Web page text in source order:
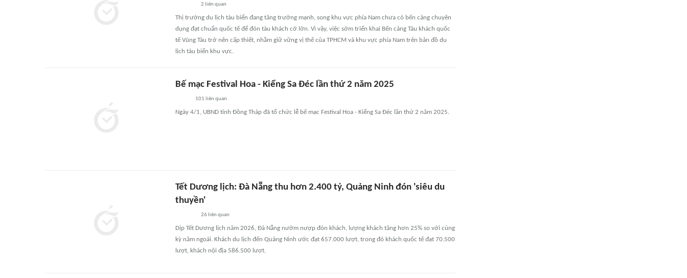
2 liên quan
Thị trường du lịch tàu biển đang tăng trưởng mạnh, song khu vực phía Nam chưa có bến cảng chuyên
dụng đạt chuẩn quốc tế để đón tàu khách cỡ lớn. Vì vậy, việc sớm triển khai Bến cảng Tàu khách quốc
tế Vũng Tàu trở nên cấp thiết, nhằm giữ vững vị thế của TPHCM và khu vực phía Nam trên bản đồ du
lịch tàu biển khu vực.
Bế mạc Festival Hoa - Kiểng Sa Đéc lần thứ 2 năm 2025
101 liên quan
Ngày 4/1, UBND tỉnh Đồng Tháp đã tổ chức lễ bế mạc Festival Hoa - Kiểng Sa Đéc lần thứ 2 năm 2025.
Tết Dương lịch: Đà Nẵng thu hơn 2.400 tỷ, Quảng Ninh đón 'siêu du
thuyền'
26 liên quan
Dịp Tết Dương lịch năm 2026, Đà Nẵng nườm nượp đón khách, lượng khách tăng hơn 25% so với cùng
kỳ năm ngoái. Khách du lịch đến Quảng Ninh ước đạt 657.000 lượt, trong đó khách quốc tế đạt 70.500
lượt, khách nội địa 586.500 lượt.